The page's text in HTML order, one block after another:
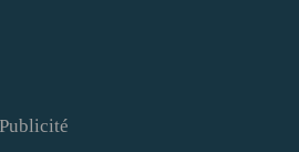
Publicité